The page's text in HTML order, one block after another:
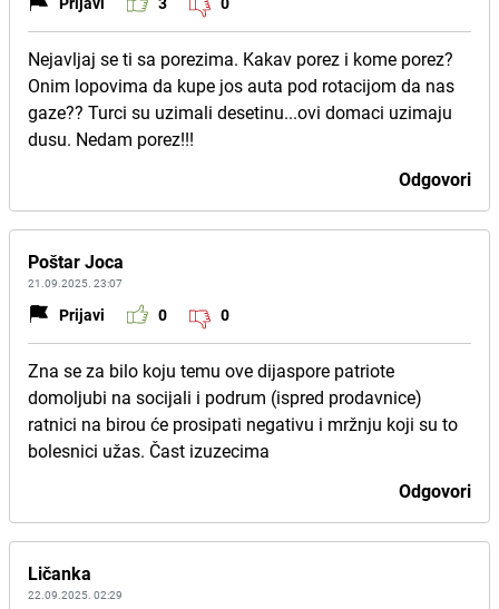
Nejavljaj se ti sa porezima. Kakav porez i kome porez?
Onim lopovima da kupe jos auta pod rotacijom da nas
gaze?? Turci su uzimali desetinu...ovi domaci uzimaju
dusu. Nedam porez!!!
Odgovori
Poštar Joca
21.09.2025. 23:07
Prijavi 0 0
Zna se za bilo koju temu ove dijaspore patriote
domoljubi na socijali i podrum (ispred prodavnice)
ratnici na birou će prosipati negativu i mržnju koji su to
bolesnici užas. Čast izuzecima
Odgovori
Ličanka
22.09.2025. 02:29